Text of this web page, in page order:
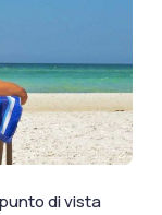
di vista